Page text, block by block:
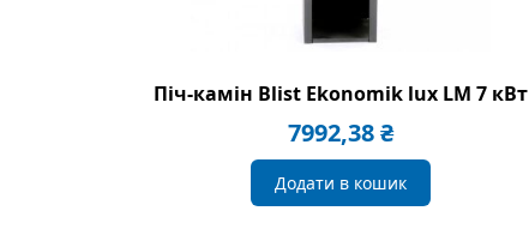
Піч-камін Blist Ekonomik lux LM 7 кВт
7992,38₴
Додати в кошик